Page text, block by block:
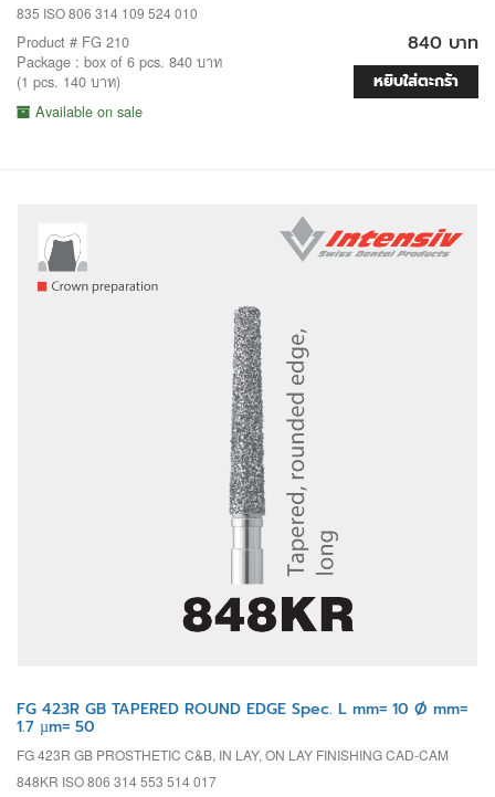
835 ISO 806 314 109 524 010
Product # FG 210
Package : box of 6 pcs. 840 บาท
(1 pcs. 140 บาท)
Available on sale
840 บาท
หยิบใส่ตะกร้า
FG 423R GB TAPERED ROUND EDGE Spec. L mm= 10 Ø mm=
1.7 µm= 50
FG 423R GB PROSTHETIC C&B, IN LAY, ON LAY FINISHING CAD-CAM
848KR ISO 806 314 553 514 017